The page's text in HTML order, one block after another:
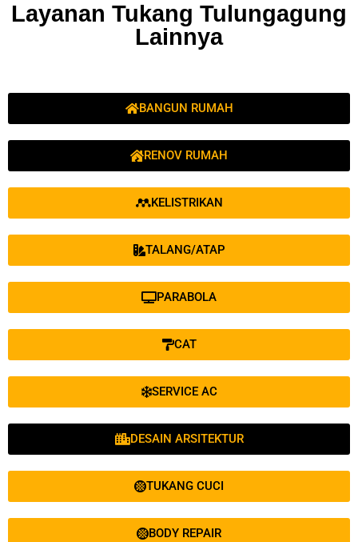
Layanan Tukang Tulungagung
Lainnya
BANGUN RUMAH
RENOV RUMAH
KELISTRIKAN
TALANG/ATAP
PARABOLA
CAT
SERVICE AC
DESAIN ARSITEKTUR
TUKANG CUCI
BODY REPAIR